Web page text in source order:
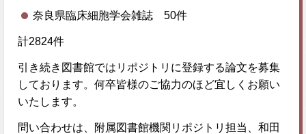
奈良県臨床細胞学会雑誌 50件
計2824件
引き続き図書館ではリポジトリに登録する論文を募集
しております。何卒皆様のご協力のほど宜しくお願い
いたします。
問い合わせは、附属図書館機関リポジトリ担当、和田